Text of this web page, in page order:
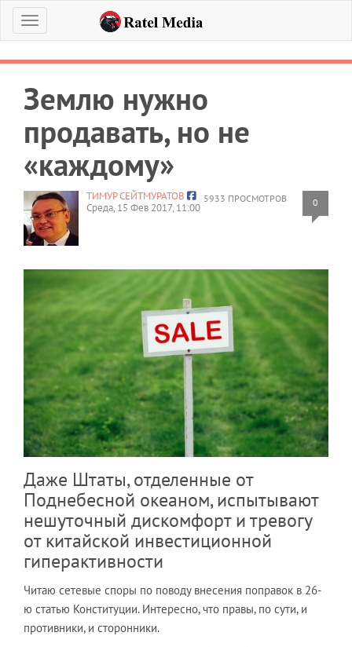
Меню
Землю нужно
продавать, но не
«каждому»
5933 ПРОСМОТРОВ 0
ТИМУР СЕЙТМУРАТОВ
Среда, 15 Фев 2017, 11:00
Даже Штаты, отделенные от
Поднебесной океаном, испытывают
нешуточный дискомфорт и тревогу
от китайской инвестиционной
гиперактивности
Читаю сетевые споры по поводу внесения поправок в 26-
ю статью Конституции. Интересно, что правы, по сути, и
противники, и сторонники.